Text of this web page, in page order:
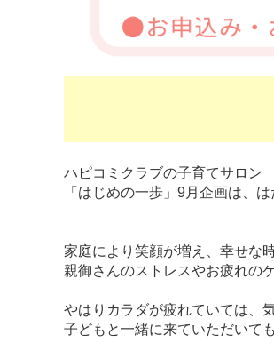
ハピコミクラブの子育てサロン
「はじめの一歩」9月企画は、
家庭により笑顔が増え、幸せな
親御さんのストレスやお疲れの
やはりカラダが疲れていては、
子どもと一緒に来ていただいて